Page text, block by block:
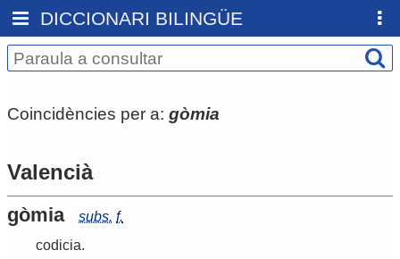
DICCIONARI BILINGÜE
Coincidències per a: gòmia
Valencià
gòmia subs. f.
codicia.